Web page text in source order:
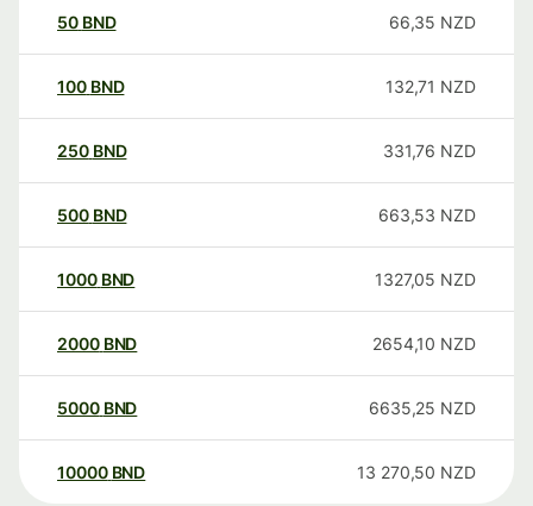
50 BND 66,35 NZD
100 BND 132,71 NZD
250 BND 331,76 NZD
500 BND 663,53 NZD
1000 BND 1327,05 NZD
2000 BND 2654,10 NZD
5000 BND 6635,25 NZD
10000 BND 13 270,50 NZD